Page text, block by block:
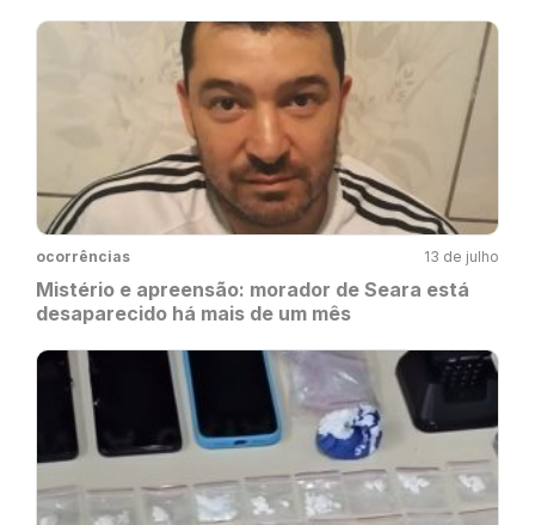
ocorrências 13 de julho
Mistério e apreensão: morador de Seara está
desaparecido há mais de um mês